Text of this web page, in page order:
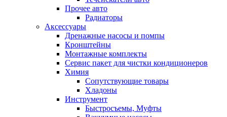
Прочее авто
Радиаторы
Аксессуары
Дренажные насосы и помпы
Кронштейны
Монтажные комплекты
Сервис пакет для чистки кондиционеров
Химия
Сопутствующие товары
Хладоны
Инструмент
Быстросъемы, Муфты